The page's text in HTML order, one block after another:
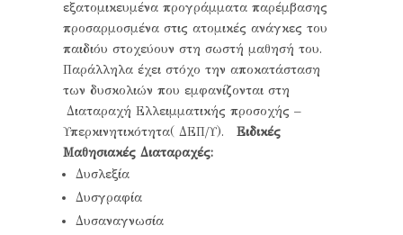
εξατομικευμένα προγράμματα παρέμβασης
προσαρμοσμένα στις ατομικές ανάγκες του
παιδιόυ στοχεύουν στη σωστή μαθησή του.
Παράλληλα έχει στόχο την αποκατάσταση
των δυσκολιών που εμφανίζονται στη
Διαταραχή Ελλειμματικής προσοχής –
Υπερκινητικότητα( ΔΕΠ/Υ). Ειδικές
Μαθησιακές Διαταραχές:
Δυσλεξία
Δυσγραφία
Δυσαναγνωσία